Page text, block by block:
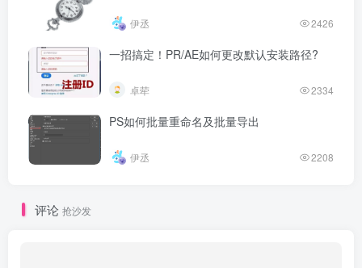
伊丞 2426
一招搞定！PR/AE如何更改默认安装路径?
卓荦 2334
PS如何批量重命名及批量导出
伊丞 2208
评论 抢沙发